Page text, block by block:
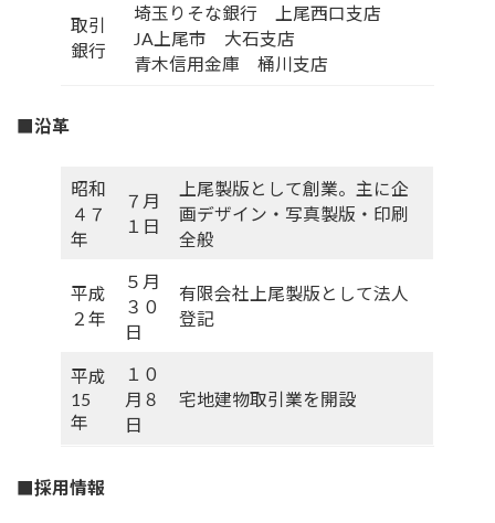
取引
銀行
埼玉りそな銀行 上尾西口支店
JA上尾市 大石支店
青木信用金庫 桶川支店
■沿革
昭和
４７
年
７月
１日
上尾製版として創業。主に企
画デザイン・写真製版・印刷
全般
平成
２年
５月
３０
日
有限会社上尾製版として法人
登記
平成
15
年
１０
月８
日
宅地建物取引業を開設
■採用情報